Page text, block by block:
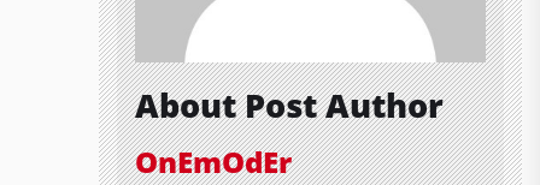
About Post Author
OnEmOdEr